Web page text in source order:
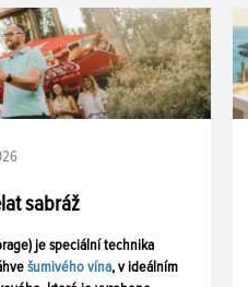
sabráž
je speciální technika
šumivého vína, v ideálním